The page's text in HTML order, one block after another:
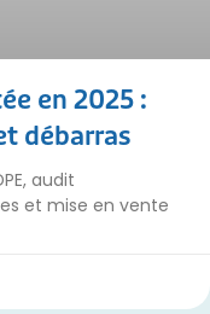
en 2025 :
débarras
audit
et mise en vente